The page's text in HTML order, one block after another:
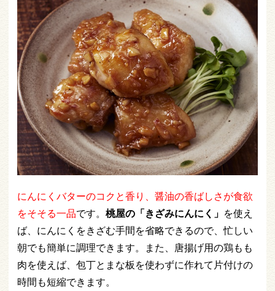
にんにくバターのコクと香り、醤油の香ばしさが食欲
をそそる一品です。 桃屋の「きざみにんにく」 を使え
ば、にんにくをきざむ手間を省略できるので、忙しい
朝でも簡単に調理できます。また、唐揚げ用の鶏もも
肉を使えば、包丁とまな板を使わずに作れて片付けの
時間も短縮できます。